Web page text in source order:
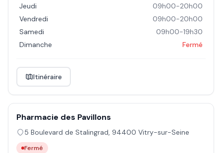
Jeudi
09h00-20h00
Vendredi
09h00-20h00
Samedi
09h00-19h30
Dimanche
Fermé
Itinéraire
Pharmacie des Pavillons
5 Boulevard de Stalingrad, 94400 Vitry-sur-Seine
Fermé